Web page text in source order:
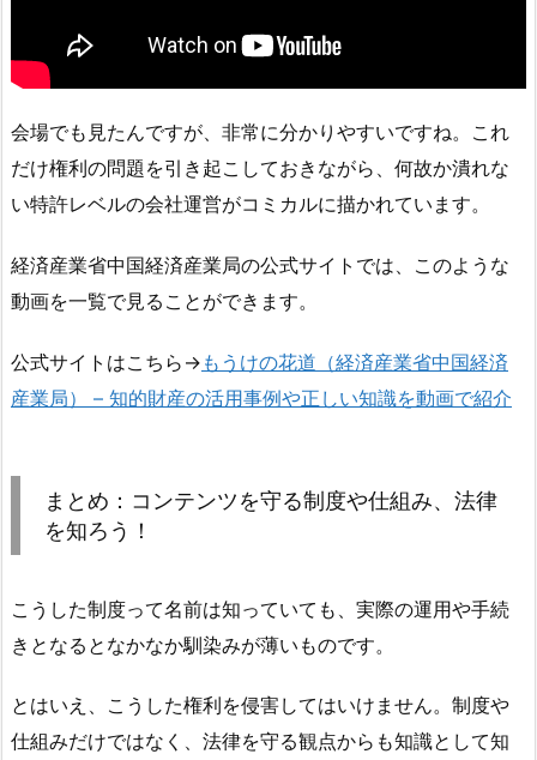
会場でも見たんですが、非常に分かりやすいですね。これ
だけ権利の問題を引き起こしておきながら、何故か潰れな
い特許レベルの会社運営がコミカルに描かれています。
経済産業省中国経済産業局の公式サイトでは、このような
動画を一覧で見ることができます。
公式サイトはこちら→ もうけの花道（経済産業省中国経済
産業局） – 知的財産の活用事例や正しい知識を動画で紹介
まとめ：コンテンツを守る制度や仕組み、法律
を知ろう！
こうした制度って名前は知っていても、実際の運用や手続
きとなるとなかなか馴染みが薄いものです。
とはいえ、こうした権利を侵害してはいけません。制度や
仕組みだけではなく、法律を守る観点からも知識として知